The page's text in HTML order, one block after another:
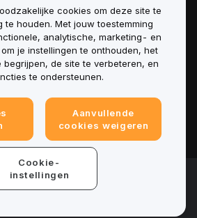
All rights reserved.
cookies om deze site te
te houden. Met jouw toestemming
analytische, marketing- en
je instellingen te onthouden, het
begrijpen, de site te verbeteren, en
te ondersteunen.
Aanvullende
cookies weigeren
Cookie-
instellingen